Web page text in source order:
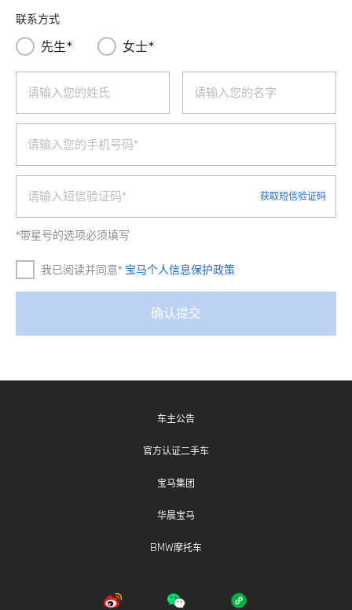
车主公告
官方认证二手车
宝马集团
华晨宝马
BMW摩托车